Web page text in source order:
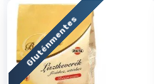
Gluténmentes